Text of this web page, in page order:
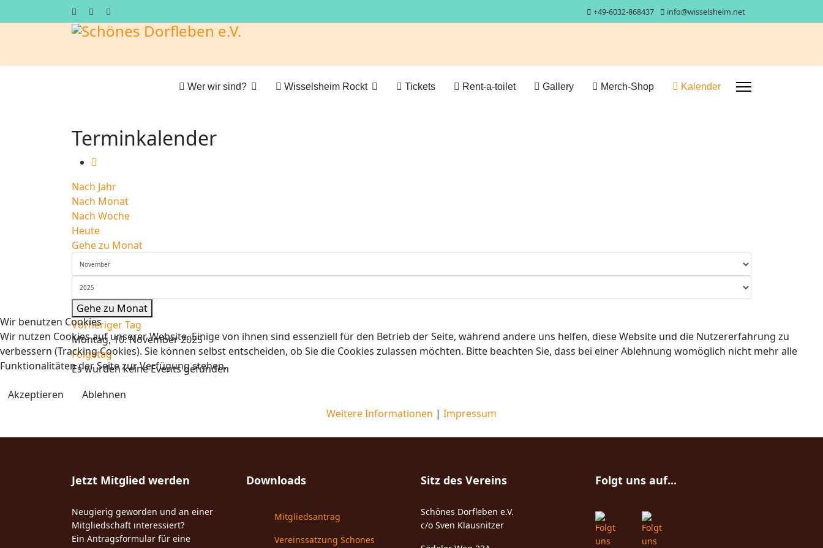
+49-6032-868437 info@wisselsheim.net
Wer wir sind? Wisselsheim Rockt Tickets Rent-a-toilet Gallery Merch-Shop Kalender
Terminkalender
Nach Jahr
Nach Monat
Nach Woche
Heute
Gehe zu Monat
Gehe zu Monat
Vorheriger Tag
Montag, 10. November 2025
Folgetag
Es wurden keine Events gefunden
Jetzt Mitglied werden
Neugierig geworden und an einer
Mitgliedschaft interessiert?
Ein Antragsformular für eine
Downloads
Mitgliedsantrag
Vereinssatzung Schones
Sitz des Vereins
Schönes Dorfleben e.V.
c/o Sven Klausnitzer
Folgt uns auf...
Wir benutzen Cookies
Wir nutzen Cookies auf unserer Website. Einige von ihnen sind essenziell für den Betrieb der Seite, während andere uns helfen, diese Website und die Nutzererfahrung zu
verbessern (Tracking Cookies). Sie können selbst entscheiden, ob Sie die Cookies zulassen möchten. Bitte beachten Sie, dass bei einer Ablehnung womöglich nicht mehr alle
Funktionalitäten der Seite zur Verfügung stehen.
Akzeptieren
Ablehnen
Weitere Informationen | Impressum